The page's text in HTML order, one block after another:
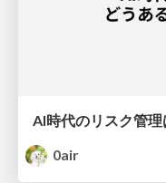
AI時代のリスク管
0air